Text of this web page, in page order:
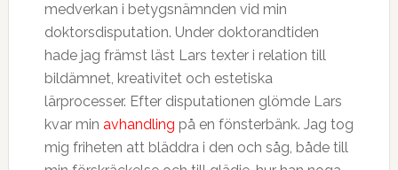
medverkan i betygsnämnden vid min
doktorsdisputation. Under doktorandtiden
hade jag främst läst Lars texter i relation till
bildämnet, kreativitet och estetiska
lärprocesser. Efter disputationen glömde Lars
kvar min avhandling på en fönsterbänk. Jag tog
mig friheten att bläddra i den och såg, både till